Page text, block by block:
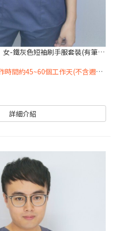
【褲裝#B20186_1】女-鐵灰色短袖刷手服套裝(有筆插)
45~60個工作天(不含週六日及國定假日)
詳細介紹